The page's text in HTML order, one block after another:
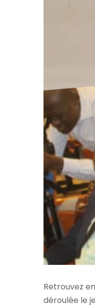
Retrouvez
déroulée le